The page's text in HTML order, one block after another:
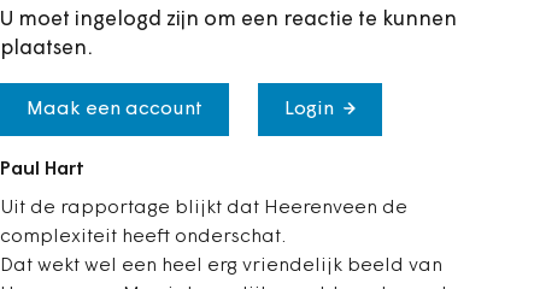
U moet ingelogd zijn om een reactie te kunnen
plaatsen.
Maak een account Login
Paul Hart
Uit de rapportage blijkt dat Heerenveen de
complexiteit heeft onderschat.
Dat wekt wel een heel erg vriendelijk beeld van